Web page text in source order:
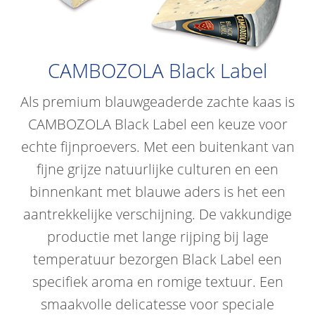
CAMBOZOLA Black Label
Als premium blauwgeaderde zachte kaas is
CAMBOZOLA Black Label een keuze voor
echte fijnproevers. Met een buitenkant van
fijne grijze natuurlijke culturen en een
binnenkant met blauwe aders is het een
aantrekkelijke verschijning. De vakkundige
productie met lange rijping bij lage
temperatuur bezorgen Black Label een
specifiek aroma en romige textuur. Een
smaakvolle delicatesse voor speciale